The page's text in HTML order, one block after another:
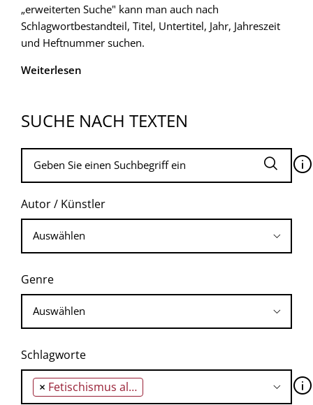
„erweiterten Suche" kann man auch nach
Schlagwortbestandteil, Titel, Untertitel, Jahr, Jahreszeit
und Heftnummer suchen.
Weiterlesen
SUCHE NACH TEXTEN
🛈
Autor / Künstler
Genre
Schlagworte
× Fetischismus als das Verdrängte des Gesellschaftstriebs 🛈